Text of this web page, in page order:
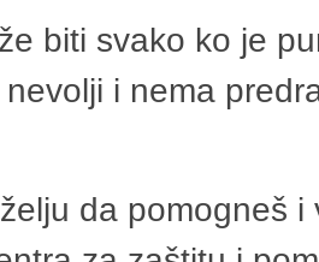
biti svako ko je
i nema
da pomogneš